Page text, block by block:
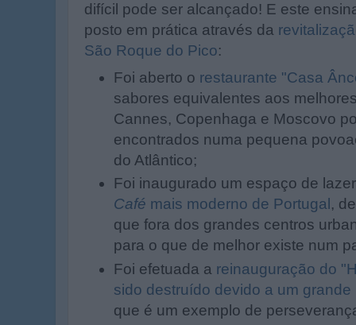
difícil pode ser alcançado! E este
posto em prática através da
São Roque do Pico:
Foi aberto o restaurante "Casa
sabores equivalentes aos
Cannes, Copenhaga e Moscovo
encontrados numa pequena
do Atlântico;
Foi inaugurado um espaço de
Café mais moderno de Portugal ,
que fora dos grandes centros
para o que de melhor existe num
Foi efetuada a reinauguração do
sido destruído devido a um grande
que é um exemplo de